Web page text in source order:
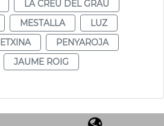
LA CREU DEL GRAU
MESTALLA
LUZ
PENYAROJA
JAUME ROIG